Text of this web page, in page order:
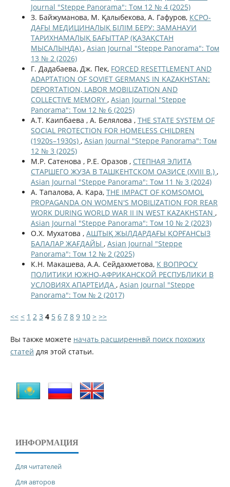
Journal "Steppe Panorama": Том 12 № 4 (2025)
З. Байжуманова, М. Қалыбекова, A. Гафуров, КСРО-
ДАҒЫ МЕДИЦИНАЛЫҚ БІЛІМ БЕРУ: ЗАМАНАУИ
ТАРИХНАМАЛЫҚ БАҒЫТТАР (ҚАЗАҚСТАН
МЫСАЛЫНДА) , Asian Journal "Steppe Panorama": Том
13 № 2 (2026)
Г. Дадабаева, Дж. Пек, FORCED RESETTLEMENT AND
ADAPTATION OF SOVIET GERMANS IN KAZAKHSTAN:
DEPORTATION, LABOR MOBILIZATION AND
COLLECTIVE MEMORY , Asian Journal "Steppe
Panorama": Том 12 № 6 (2025)
А.Т. Каипбаева , А. Белялова , THE STATE SYSTEM OF
SOCIAL PROTECTION FOR HOMELESS CHILDREN
(1920s–1930s) , Asian Journal "Steppe Panorama": Том
12 № 3 (2025)
М.Р. Сатенова , Р.Е. Оразов , СТЕПНАЯ ЭЛИТА
СТАРШЕГО ЖУЗА В ТАШКЕНТСКОМ ОАЗИСЕ (XVIII В.) ,
Asian Journal "Steppe Panorama": Том 11 № 3 (2024)
А. Тапалова, А. Кара, THE IMPACT OF KOMSOMOL
PROPAGANDA ON WOMEN'S MOBILIZATION FOR REAR
WORK DURING WORLD WAR II IN WEST KAZAKHSTAN ,
Asian Journal "Steppe Panorama": Том 10 № 2 (2023)
О.Х. Мухатова , АШТЫҚ ЖЫЛДАРДАҒЫ ҚОРҒАНСЫЗ
БАЛАЛАР ЖАҒДАЙЫ , Asian Journal "Steppe
Panorama": Том 12 № 2 (2025)
К.Н. Макашева, А.А. Сейдахметова, К ВОПРОСУ
ПОЛИТИКИ ЮЖНО-АФРИКАНСКОЙ РЕСПУБЛИКИ В
УСЛОВИЯХ АПАРТЕИДА , Asian Journal "Steppe
Panorama": Том № 2 (2017)
<< < 1 2 3 4 5 6 7 8 9 10 > >>
Вы также можете начать расширеннвй поиск похожих
статей для этой статьи.
ИНФОРМАЦИЯ
Для читателей
Для авторов